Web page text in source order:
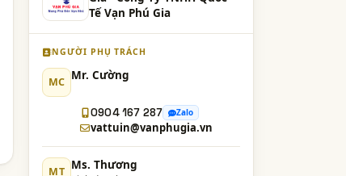
Tế Vạn Phú Gia
NGƯỜI PHỤ TRÁCH
MC Mr. Cường
0904 167 287 Zalo
vattuin@vanphugia.vn
MT Ms. Thương